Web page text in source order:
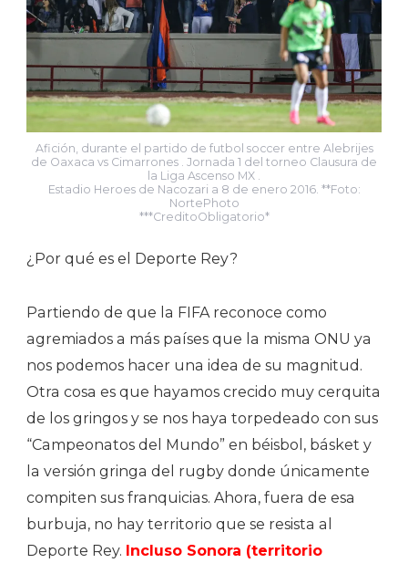
Afición, durante el partido de futbol soccer entre Alebrijes
de Oaxaca vs Cimarrones . Jornada 1 del torneo Clausura de
la Liga Ascenso MX .
Estadio Heroes de Nacozari a 8 de enero 2016. **Foto:
NortePhoto
***CreditoObligatorio*
¿Por qué es el Deporte Rey?
Partiendo de que la FIFA reconoce como
agremiados a más países que la misma ONU ya
nos podemos hacer una idea de su magnitud.
Otra cosa es que hayamos crecido muy cerquita
de los gringos y se nos haya torpedeado con sus
“Campeonatos del Mundo” en béisbol, básket y
la versión gringa del rugby donde únicamente
compiten sus franquicias. Ahora, fuera de esa
burbuja, no hay territorio que se resista al
Deporte Rey. Incluso Sonora (territorio